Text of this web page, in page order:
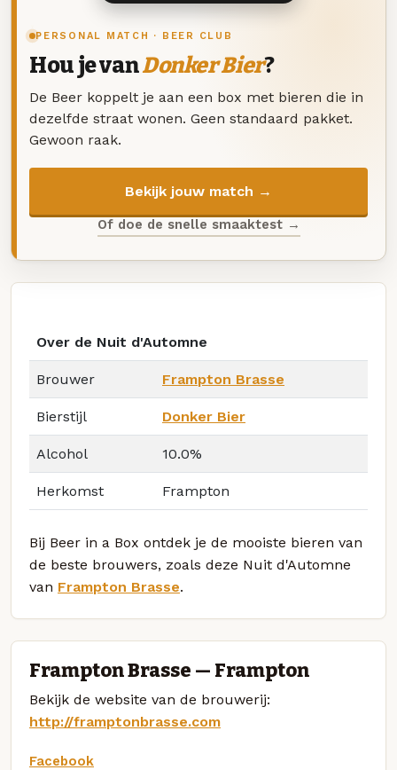
PERSONAL MATCH · BEER CLUB
Hou je vanDonker Bier?
De Beer koppelt je aan een box met bieren die in
dezelfde straat wonen. Geen standaard pakket.
Gewoon raak.
Bekijk jouw match →
Of doe de snelle smaaktest →
Over de Nuit d'Automne
Brouwer Frampton Brasse
Bierstijl Donker Bier
Alcohol 10.0%
Herkomst Frampton
Bij Beer in a Box ontdek je de mooiste bieren van
de beste brouwers, zoals deze Nuit d'Automne
van Frampton Brasse.
Frampton Brasse — Frampton
Bekijk de website van de brouwerij:
http://framptonbrasse.com
Facebook